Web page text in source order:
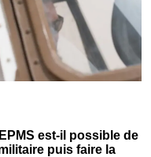
est-il possible de
puis faire la